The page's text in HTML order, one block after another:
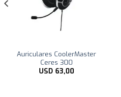
Auriculares CoolerMaster
Ceres 300
USD 63,00